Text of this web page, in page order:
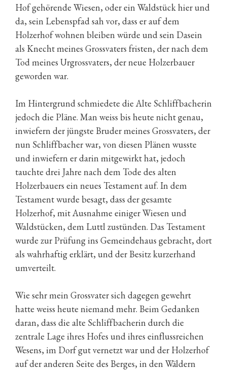
Hof gehörende Wiesen, oder ein Waldstück hier und
da, sein Lebenspfad sah vor, dass er auf dem
Holzerhof wohnen bleiben würde und sein Dasein
als Knecht meines Grossvaters fristen, der nach dem
Tod meines Urgrossvaters, der neue Holzerbauer
geworden war.
Im Hintergrund schmiedete die Alte Schliffbacherin
jedoch die Pläne. Man weiss bis heute nicht genau,
inwiefern der jüngste Bruder meines Grossvaters, der
nun Schliffbacher war, von diesen Plänen wusste
und inwiefern er darin mitgewirkt hat, jedoch
tauchte drei Jahre nach dem Tode des alten
Holzerbauers ein neues Testament auf. In dem
Testament wurde besagt, dass der gesamte
Holzerhof, mit Ausnahme einiger Wiesen und
Waldstücken, dem Luttl zustünden. Das Testament
wurde zur Prüfung ins Gemeindehaus gebracht, dort
als wahrhaftig erklärt, und der Besitz kurzerhand
umverteilt.
Wie sehr mein Grossvater sich dagegen gewehrt
hatte weiss heute niemand mehr. Beim Gedanken
daran, dass die alte Schliffbacherin durch die
zentrale Lage ihres Hofes und ihres einflussreichen
Wesens, im Dorf gut vernetzt war und der Holzerhof
auf der anderen Seite des Berges, in den Wäldern